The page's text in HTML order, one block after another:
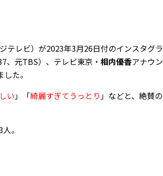
テレビ）が2023年3月26日付のインスタグラ
、元TBS）、テレビ東京・ 相内優香アナウン
た。
い 」「綺麗すぎてうっとり 」などと、絶賛の
。